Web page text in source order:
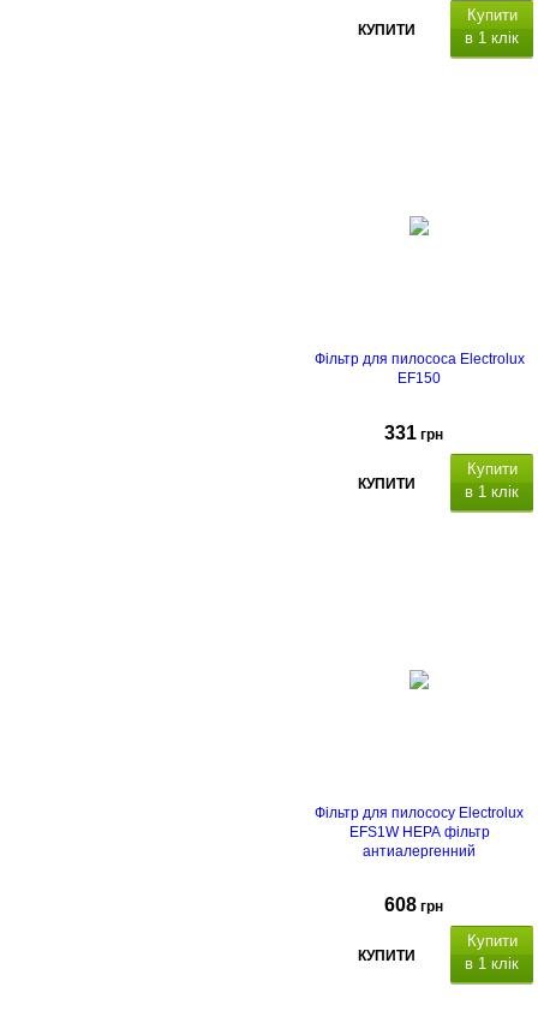
КУПИТИ
Купити
в 1 клік
Фільтр для пилососа Electrolux
EF150
331 грн
КУПИТИ
Купити
в 1 клік
Фільтр для пилососу Electrolux
EFS1W НЕРА фільтр
антиалергенний
608 грн
КУПИТИ
Купити
в 1 клік